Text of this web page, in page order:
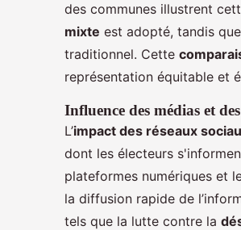
des communes illustrent
mixte est adopté, tandis
traditionnel. Cette
représentation équitable et
Influence des médias et
L’impact des réseaux
dont les électeurs
plateformes numériques et
la diffusion rapide de
tels que la lutte contre la